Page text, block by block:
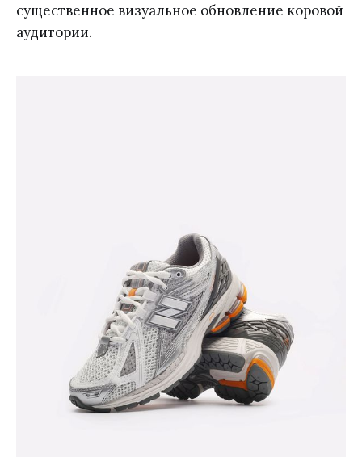
существенное визуальное обновление коровой
аудитории.